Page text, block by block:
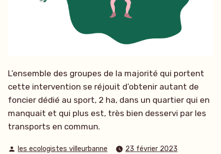
L’ensemble des groupes de la majorité qui portent
cette intervention se réjouit d’obtenir autant de
foncier dédié au sport, 2 ha, dans un quartier qui en
manquait et qui plus est, très bien desservi par les
transports en commun.
Publié
les ecologistes villeurbanne
23 février 2023